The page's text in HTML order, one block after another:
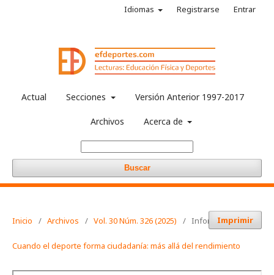
Actual Secciones Versión Anterior 1997-2017
Archivos Acerca de
Buscar
Idiomas Registrarse Entrar
Inicio / Archivos / Vol. 30 Núm. 326 (2025) / Informaciones
Imprimir
Cuando el deporte forma ciudadanía: más allá del rendimiento